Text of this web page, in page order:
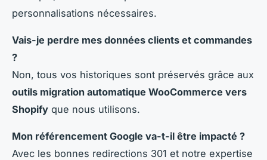
personnalisations nécessaires.
Vais-je perdre mes données clients et commandes
?
Non, tous vos historiques sont préservés grâce aux
outils migration automatique WooCommerce vers
Shopify que nous utilisons.
Mon référencement Google va-t-il être impacté ?
Avec les bonnes redirections 301 et notre expertise